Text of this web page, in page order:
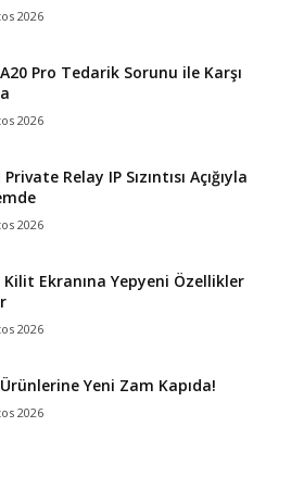
2026
Pro Tedarik Sorunu ile Karşı
2026
Relay IP Sızıntısı Açığıyla
2026
Kilit Ekranına Yepyeni Özellikler
2026
Yeni Zam Kapıda!
2026